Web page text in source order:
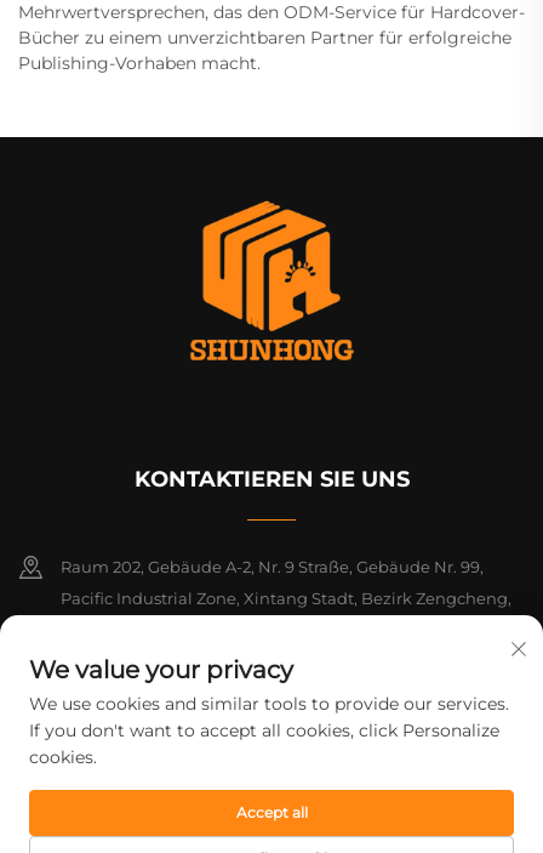
Mehrwertversprechen, das den ODM-Service für Hardcover-
Bücher zu einem unverzichtbaren Partner für erfolgreiche
Publishing-Vorhaben macht.
KONTAKTIEREN SIE UNS
Raum 202, Gebäude A-2, Nr. 9 Straße, Gebäude Nr. 99,
Pacific Industrial Zone, Xintang Stadt, Bezirk Zengcheng,
+86-18925142858
[email protected]
Urheberrecht © 2026 Guangzhou Shunhong Printing Co., Ltd. Alle
Rechte vorbehalten. Datenschutzrichtlinie
We value your privacy
We use cookies and similar tools to provide our services.
If you don't want to accept all cookies, click Personalize
cookies.
Accept all